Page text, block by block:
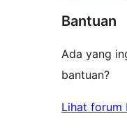
Bantuan
Ada yang
bantuan?
Lihat forum